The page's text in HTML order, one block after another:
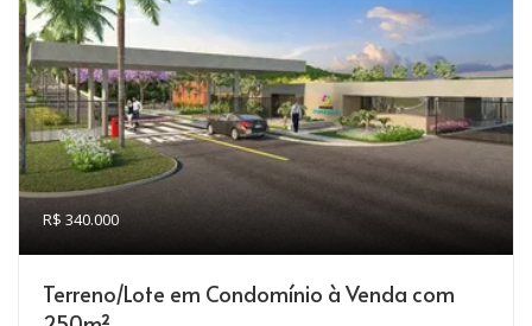
R$ 340.000
Terreno/Lote em Condomínio à Venda com